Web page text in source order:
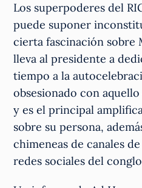
Los superpoderes del
puede suponer
cierta fascinación
lleva al presidente a
tiempo a la
obsesionado con
y es el principal
sobre su persona,
chimeneas de canales
redes sociales del